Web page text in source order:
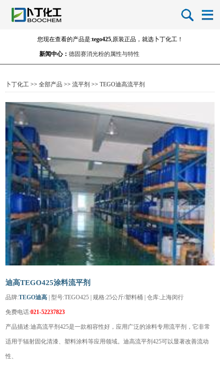
您现在查看的产品是:tego425,原装正品，就选卜丁化工！
新闻中心： 德固赛消光粉的属性与特性
涂料用消光粉的使用方法小结
卜丁化工 >>全部产品 >>流平剂 >>TEGO迪高流平剂
迪高TEGO425涂料流平剂
品牌:TEGO迪高 | 型号:TEGO425 | 规格:25公斤/塑料桶 | 仓库:上海闵行
免费电话:021-52237823
产品描述:迪高流平剂425是一款相容性好，应用广泛的涂料专用流平剂，它非常
适用于辐射固化清漆、塑料涂料等应用领域。迪高流平剂425可以显著改善流动
性、